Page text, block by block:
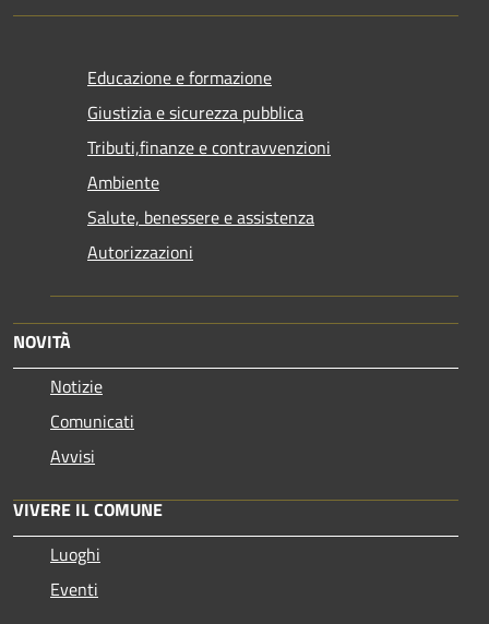
Educazione e formazione
Giustizia e sicurezza pubblica
Tributi,finanze e contravvenzioni
Ambiente
Salute, benessere e assistenza
Autorizzazioni
NOVITÀ
Notizie
Comunicati
Avvisi
VIVERE IL COMUNE
Luoghi
Eventi